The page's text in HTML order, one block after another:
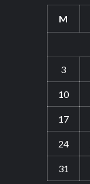
M
3
10
17
24
31